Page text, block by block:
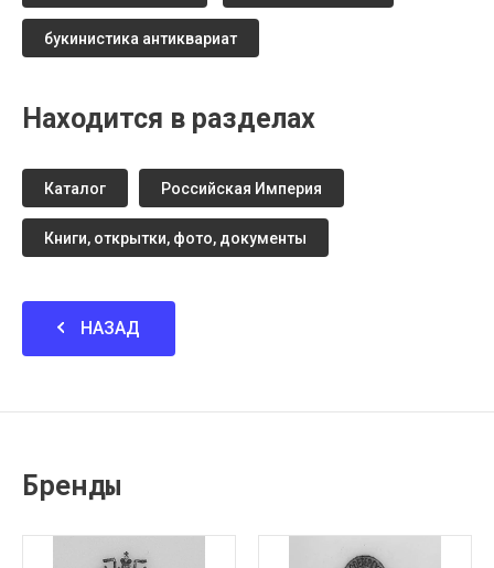
букинистика антиквариат
Находится в разделах
Каталог Российская Империя
Книги, открытки, фото, документы
НАЗАД
Бренды